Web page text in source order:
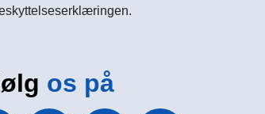
os på